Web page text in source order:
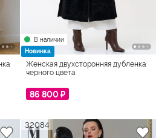
В наличии
Новинка
Женская двухсторонняя дубленка
черного цвета
86 800 ₽
32084